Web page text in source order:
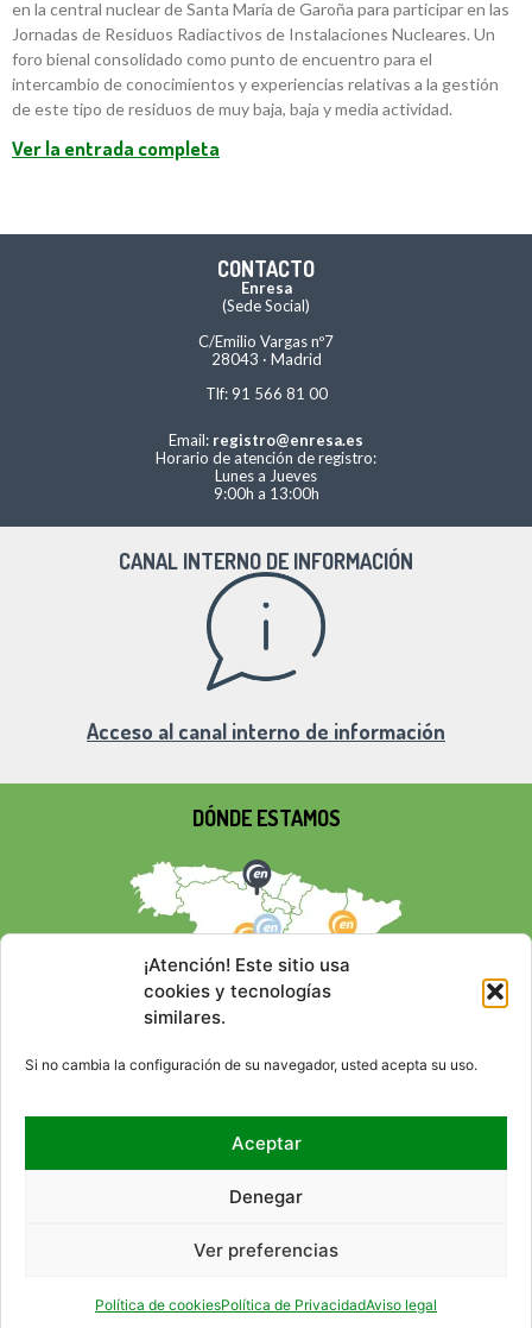
¡Atención! Este sitio usa
cookies y tecnologías
similares.
Si no cambia la configuración de su navegador, usted acepta su uso.
Aceptar
Denegar
Ver preferencias
Política de cookiesPolítica de PrivacidadAviso legal
en la central nuclear de Santa María de Garoña para participar en las
Jornadas de Residuos Radiactivos de Instalaciones Nucleares. Un
foro bienal consolidado como punto de encuentro para el
intercambio de conocimientos y experiencias relativas a la gestión
de este tipo de residuos de muy baja, baja y media actividad.
Ver la entrada completa
CONTACTO
Enresa
(Sede Social)
C/Emilio Vargas nº7
28043 · Madrid
Tlf: 91 566 81 00
Email: registro@enresa.es
Horario de atención de registro:
Lunes a Jueves
9:00h a 13:00h
CANAL INTERNO DE INFORMACIÓN
Acceso al canal interno de información
DÓNDE ESTAMOS
REDES SOCIALES
S.A., S.M.E. (ENRESA).
MAPA DEL SITIO ACCESIBILIDAD
POLÍTICA DE COOKIES (UE)HTMLCSS